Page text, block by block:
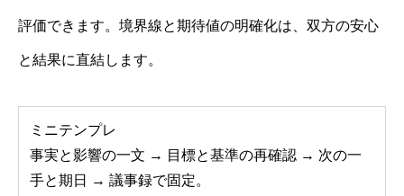
評価できます。境界線と期待値の明確化は、双方の安心
と結果に直結します。
ミニテンプレ
事実と影響の一文 → 目標と基準の再確認 → 次の一
手と期日 → 議事録で固定。